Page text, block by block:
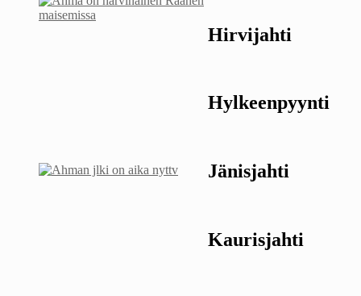
Hirvijahti
Hylkeenpyynti
Jänisjahti
Kaurisjahti